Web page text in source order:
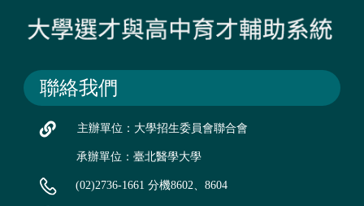
聯絡我們
主辦單位：大學招生委員會聯合會
承辦單位：臺北醫學大學
(02)2736-1661 分機8602、8604